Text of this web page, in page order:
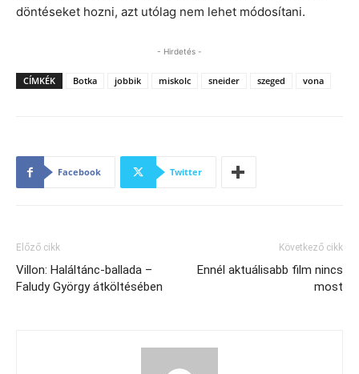
döntéseket hozni, azt utólag nem lehet módosítani.
- Hirdetés -
CÍMKÉK Botka jobbik miskolc sneider szeged vona
Facebook Twitter
Előző cikk
Villon: Haláltánc-ballada –
Faludy György átköltésében
Következő cikk
Ennél aktuálisabb film nincs
most